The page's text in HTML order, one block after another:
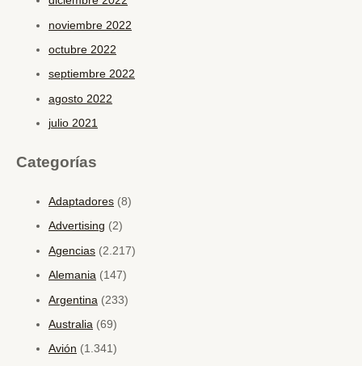
noviembre 2022
octubre 2022
septiembre 2022
agosto 2022
julio 2021
Categorías
Adaptadores (8)
Advertising (2)
Agencias (2.217)
Alemania (147)
Argentina (233)
Australia (69)
Avión (1.341)